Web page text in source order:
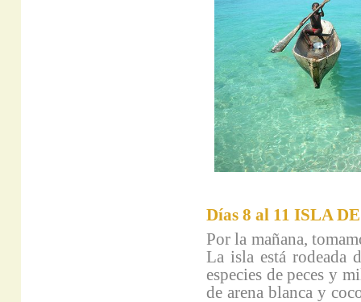
Días 8 al 11 ISLA
Por la mañana,
La isla está rodeada
especies de peces y
de arena blanca y